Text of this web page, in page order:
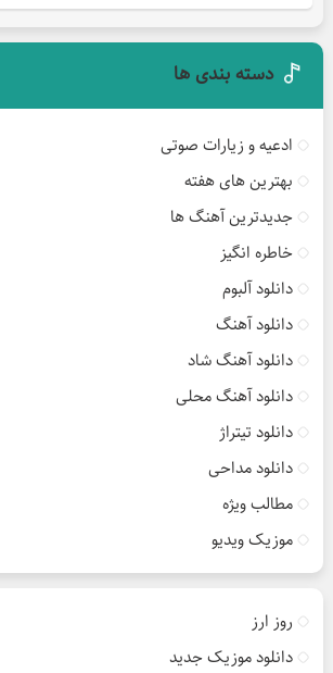
دسته بندی ها
ادعیه و زیارات صوتی
بهترین های هفته
جدیدترین آهنگ ها
خاطره انگیز
دانلود آلبوم
دانلود آهنگ
دانلود آهنگ شاد
دانلود آهنگ محلی
دانلود تیتراژ
دانلود مداحی
مطالب ویژه
موزیک ویدیو
روز ارز
دانلود موزیک جدید